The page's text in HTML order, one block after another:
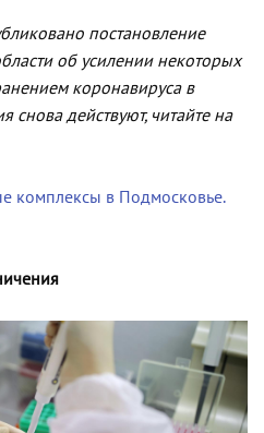
постановление
об усилении некоторых
коронавируса в
снова действуют, читайте на
комплексы в Подмосковье.